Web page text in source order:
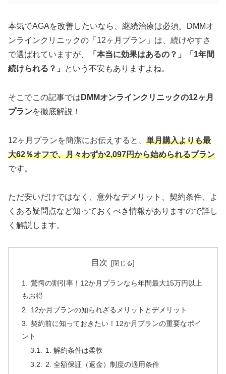
本気でAGAを改善したいなら、継続治療は必須。DMMオ
ンラインクリニックの「12ヶ月プラン」は、続けやすさ
で選ばれていますが、
「本当に効果はあるの？」「1年間
続けられる？」
という不安もありますよね。
そこでこの記事では DMMオンラインクリニックの12ヶ月
プランを徹底解説！
12ヶ月プランを簡潔にお伝えすると、 単月購入よりも最
大62％オフで、月々わずか2,097円から始められるプラン
です。
ただ安いだけではなく、意外なデメリット、契約条件、よ
くある疑問点など知っておくべき情報がありますので詳し
く解説します。
目次
驚愕の割引率！12か月プランなら年間最大15万円以上
もお得
12か月プランの知られざるメリットとデメリット
契約前に知っておきたい！12か月プランの重要なポイ
ント
1. 解約条件は柔軟
2. 全額保証（返金）制度の適用条件